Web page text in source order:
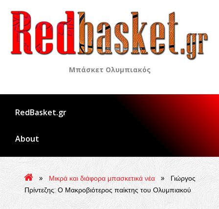
content
Μπάσκετ Ολυμπιακός
RedBasket.gr
About
» Μικρά και διάφορα μπασκετικά νέα »
Γιώργος
Πρίντεζης: Ο Μακροβιότερος παίκτης του Ολυμπιακού